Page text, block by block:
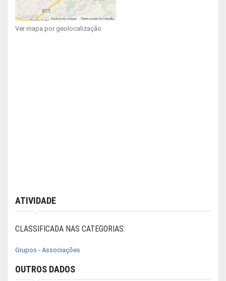
Ver mapa por geolocalização
ATIVIDADE
CLASSIFICADA NAS CATEGORIAS:
Grupos - Associações
OUTROS DADOS